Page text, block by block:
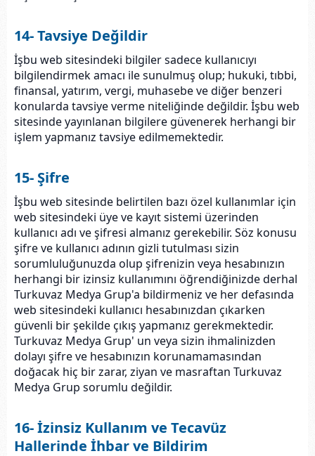
14- Tavsiye Değildir
İşbu web sitesindeki bilgiler sadece kullanıcıyı
bilgilendirmek amacı ile sunulmuş olup; hukuki, tıbbi,
finansal, yatırım, vergi, muhasebe ve diğer benzeri
konularda tavsiye verme niteliğinde değildir. İşbu web
sitesinde yayınlanan bilgilere güvenerek herhangi bir
işlem yapmanız tavsiye edilmemektedir.
15- Şifre
İşbu web sitesinde belirtilen bazı özel kullanımlar için
web sitesindeki üye ve kayıt sistemi üzerinden
kullanıcı adı ve şifresi almanız gerekebilir. Söz konusu
şifre ve kullanıcı adının gizli tutulması sizin
sorumluluğunuzda olup şifrenizin veya hesabınızın
herhangi bir izinsiz kullanımını öğrendiğinizde derhal
Turkuvaz Medya Grup'a bildirmeniz ve her defasında
web sitesindeki kullanıcı hesabınızdan çıkarken
güvenli bir şekilde çıkış yapmanız gerekmektedir.
Turkuvaz Medya Grup' un veya sizin ihmalinizden
dolayı şifre ve hesabınızın korunamamasından
doğacak hiç bir zarar, ziyan ve masraftan Turkuvaz
Medya Grup sorumlu değildir.
16- İzinsiz Kullanım ve Tecavüz
Hallerinde İhbar ve Bildirim